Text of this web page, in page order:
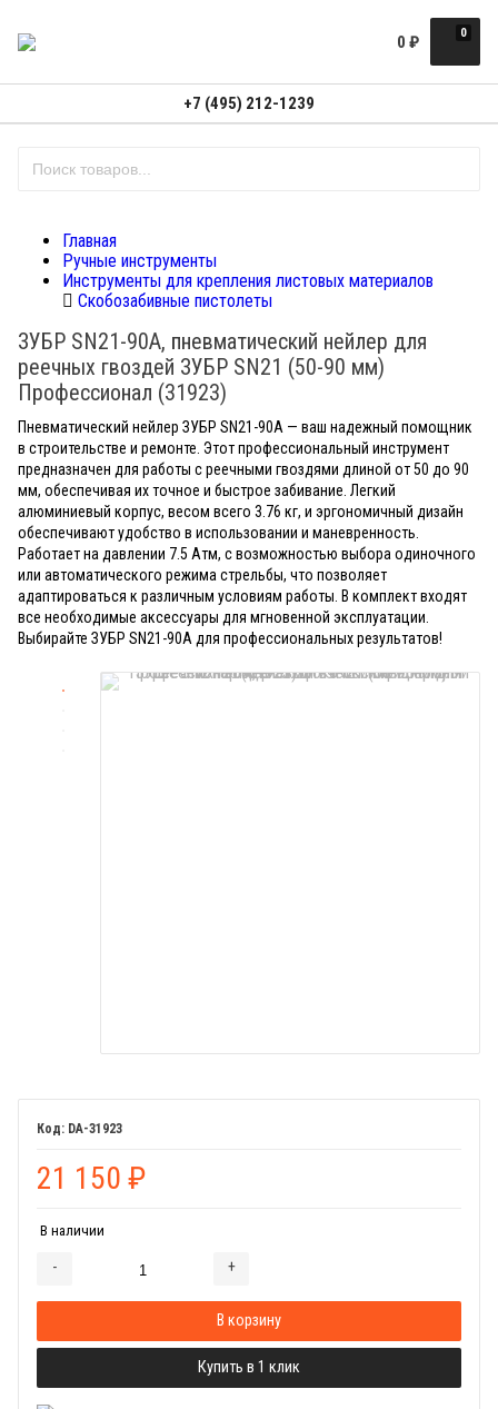
0
0 ₽
+7 (495) 212-1239
Главная
Ручные инструменты
Инструменты для крепления листовых материалов
Скобозабивные пистолеты
ЗУБР SN21-90A, пневматический нейлер для
реечных гвоздей ЗУБР SN21 (50-90 мм)
Профессионал (31923)
Пневматический нейлер ЗУБР SN21-90A — ваш надежный помощник
в строительстве и ремонте. Этот профессиональный инструмент
предназначен для работы с реечными гвоздями длиной от 50 до 90
мм, обеспечивая их точное и быстрое забивание. Легкий
алюминиевый корпус, весом всего 3.76 кг, и эргономичный дизайн
обеспечивают удобство в использовании и маневренность.
Работает на давлении 7.5 Атм, с возможностью выбора одиночного
или автоматического режима стрельбы, что позволяет
адаптироваться к различным условиям работы. В комплект входят
все необходимые аксессуары для мгновенной эксплуатации.
Выбирайте ЗУБР SN21-90A для профессиональных результатов!
DA-31923
21 150 ₽
В наличии
- +
В корзину
Купить в 1 клик